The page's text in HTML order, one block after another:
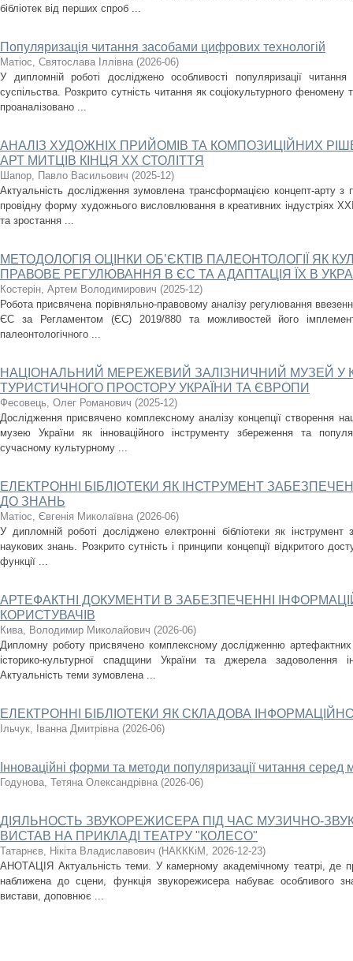
бібліотек від перших спроб ...
Популяризація читання засобами цифрових технологій
Матіос, Святослава Іллівна (2026-06)
У дипломній роботі досліджено особливості популяризації
суспільства. Розкрито сутність читання як соціокультурного феномену
проаналізовано ...
АНАЛІЗ ХУДОЖНІХ ПРИЙОМІВ ТА КОМПОЗИЦІЙНИХ
АРТ МИТЦІВ КІНЦЯ XX СТОЛІТТЯ
Шапор, Павло Васильович (2025-12)
Актуальність дослідження зумовлена трансформацією концепт-арту з
провідну форму художнього висловлювання в креативних індустріях
та зростання ...
МЕТОДОЛОГІЯ ОЦІНКИ ОБ’ЄКТІВ ПАЛЕОНТОЛОГІЇ ЯК
ПРАВОВЕ РЕГУЛЮВАННЯ В ЄС ТА АДАПТАЦІЯ ЇХ В
Костерін, Артем Володимирович (2025-12)
Робота присвячена порівняльно-правовому аналізу регулювання
ЄС за Регламентом (ЄС) 2019/880 та можливостей його
палеонтологічного ...
НАЦІОНАЛЬНИЙ МЕРЕЖЕВИЙ ЗАЛІЗНИЧНИЙ МУЗЕЙ У
ТУРИСТИЧНОГО ПРОСТОРУ УКРАЇНИ ТА ЄВРОПИ
Фесовець, Олег Романович (2025-12)
Дослідження присвячено комплексному аналізу концепції створення
музею України як інноваційного інструменту збереження та
сучасному культурному ...
ЕЛЕКТРОННІ БІБЛІОТЕКИ ЯК ІНСТРУМЕНТ
ДО ЗНАНЬ
Матіос, Євгенія Миколаївна (2026-06)
У дипломній роботі досліджено електронні бібліотеки як інструмент
наукових знань. Розкрито сутність і принципи концепції відкритого
функції ...
АРТЕФАКТНІ ДОКУМЕНТИ В ЗАБЕЗПЕЧЕННІ
КОРИСТУВАЧІВ
Кива, Володимир Миколайович (2026-06)
Дипломну роботу присвячено комплексному дослідженню
історико-культурної спадщини України та джерела задоволення
Актуальність теми зумовлена ...
ЕЛЕКТРОННІ БІБЛІОТЕКИ ЯК СКЛАДОВА
Ільчук, Іванна Дмитрівна (2026-06)
Інноваційні форми та методи популяризації читання
Годунова, Тетяна Олександрівна (2026-06)
ДІЯЛЬНОСТЬ ЗВУКОРЕЖИСЕРА ПІД ЧАС МУЗИЧНО-
ВИСТАВ НА ПРИКЛАДІ ТЕАТРУ "КОЛЕСО"
Татарнєв, Нікіта Владиславович (НАКККіМ , 2026-12-23)
АНОТАЦІЯ Актуальність теми. У камерному академічному театрі, де
наближена до сцени, функція звукорежисера набуває особливого
вистави, доповнює ...